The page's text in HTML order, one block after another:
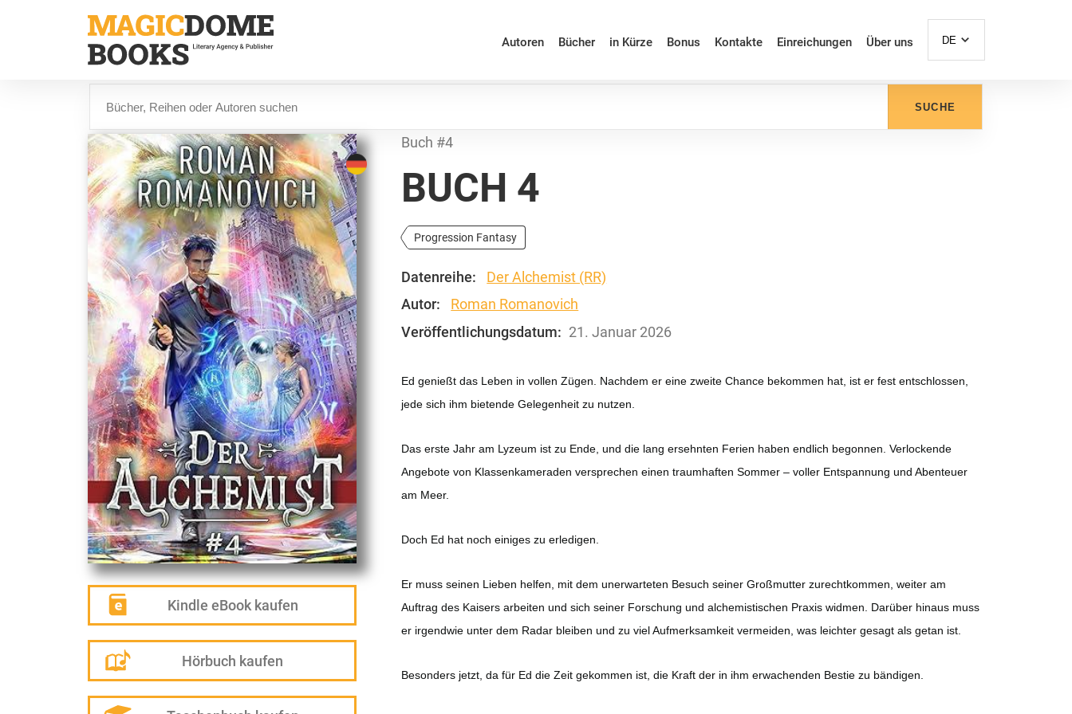
Autoren Bücher in Kürze Bonus Kontakte Einreichungen Über uns DE
SUCHE
Kindle eBook kaufen
Hörbuch kaufen
Buch #4
BUCH 4
Progression Fantasy
Datenreihe:
Der Alchemist (RR)
Autor:
Roman Romanovich
Veröffentlichungsdatum: 21. Januar 2026
Ed genießt das Leben in vollen Zügen. Nachdem er eine zweite Chance bekommen hat, ist er fest entschlossen,
jede sich ihm bietende Gelegenheit zu nutzen.
Das erste Jahr am Lyzeum ist zu Ende, und die lang ersehnten Ferien haben endlich begonnen. Verlockende
Angebote von Klassenkameraden versprechen einen traumhaften Sommer – voller Entspannung und Abenteuer
am Meer.
Doch Ed hat noch einiges zu erledigen.
Er muss seinen Lieben helfen, mit dem unerwarteten Besuch seiner Großmutter zurechtkommen, weiter am
Auftrag des Kaisers arbeiten und sich seiner Forschung und alchemistischen Praxis widmen. Darüber hinaus muss
er irgendwie unter dem Radar bleiben und zu viel Aufmerksamkeit vermeiden, was leichter gesagt als getan ist.
Besonders jetzt, da für Ed die Zeit gekommen ist, die Kraft der in ihm erwachenden Bestie zu bändigen.